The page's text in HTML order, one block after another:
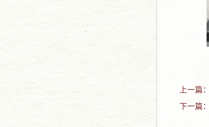
上一篇：
下一篇：